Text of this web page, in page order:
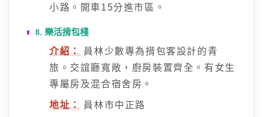
小路。開車15分進市區。
8. 樂活揹包棧
介紹：員林少數專為揹包客設計的青
旅。交誼廳寬敞，廚房裝置齊全。有女生
專屬房及混合宿舍房。
地址：員林市中正路